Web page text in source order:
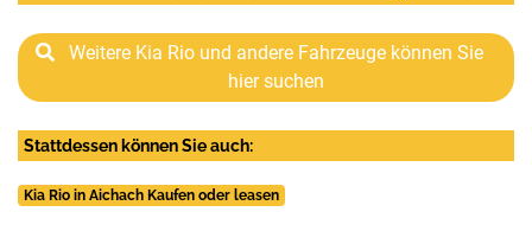
Weitere Kia Rio und andere Fahrzeuge können Sie
hier suchen
Stattdessen können Sie auch:
Kia Rio in Aichach Kaufen oder leasen